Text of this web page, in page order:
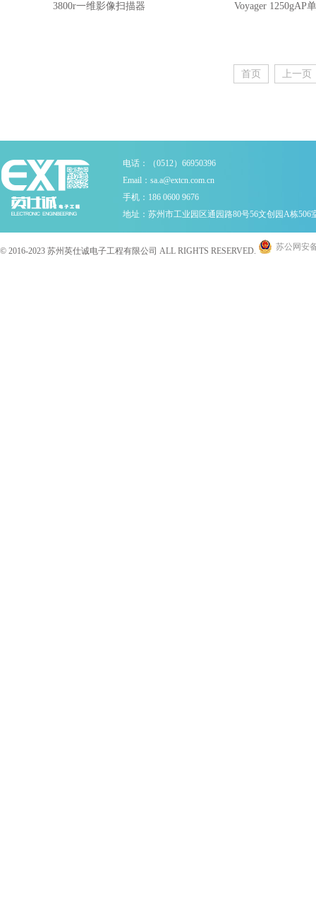
3800r一维影像扫描器 Voyager 1250gAP
首页 上一页
电话：（0512）66950396
Email：sa.a@extcn.com.cn
手机：186 0600 9676
地址：苏州市工业园区通园路80号56文创园A栋506
© 2016-2023 苏州英仕诚电子工程有限公司 ALL RIGHTS RESERVED. 苏公网安